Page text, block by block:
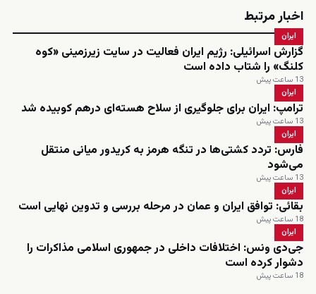
اخبار مرتبط
ایران
گزارش اسرائیلی: رژیم ایران فعالیت در سایت زیرزمینی «کوه
کلنگ» را شتاب داده است
13 ساعت پیش
ایران
ترامپ: ایران برای جلوگیری از سلاح هسته‌ای درهم کوبیده شد
13 ساعت پیش
ایران
فارس: تردد کشتی‌ها در تنگه هرمز به کریدور میانی منتقل
می‌شود
13 ساعت پیش
ایران
بقائی: توافق ایران و عمان در مرحله بررسی و تدوین نهایی است
18 ساعت پیش
ایران
جی‌دی ونس: اختلافات داخلی در جمهوری اسلامی مذاکرات را
دشوار کرده است
18 ساعت پیش